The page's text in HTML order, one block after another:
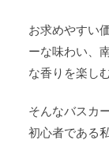
お求めやすい
ーな味わい、
な香りを楽し
そんなバスカ
初心者である